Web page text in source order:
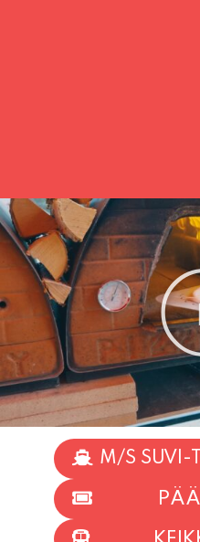
M/S SUVI-